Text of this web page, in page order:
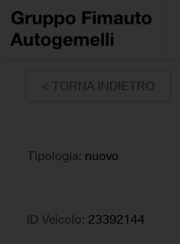
< TORNA INDIETRO
Tipologia: nuovo
ID Veicolo: 23392144